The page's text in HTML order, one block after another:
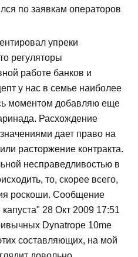
по заявкам операторов
упреки
регуляторы
работе банков и
у нас в семье наиболее
моментом добавляю еще
Расхождение
дает право на
расторжение контракта.
несправедливостью в
то, скорее всего,
роскоши. Сообщение
28 Окт 2009 17:51
Dynatrope 10me
составляющих, на мой